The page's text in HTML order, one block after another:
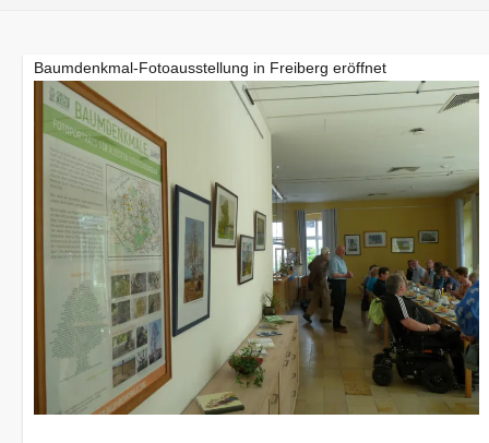
Baumdenkmal-Fotoausstellung in Freiberg eröffnet